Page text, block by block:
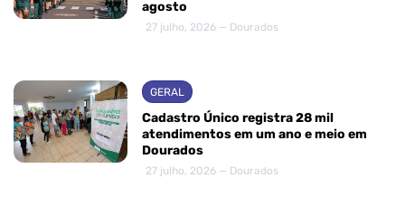
agosto
27 julho, 2026 — Dourados
GERAL
Cadastro Único registra 28 mil
atendimentos em um ano e meio em
Dourados
27 julho, 2026 — Dourados